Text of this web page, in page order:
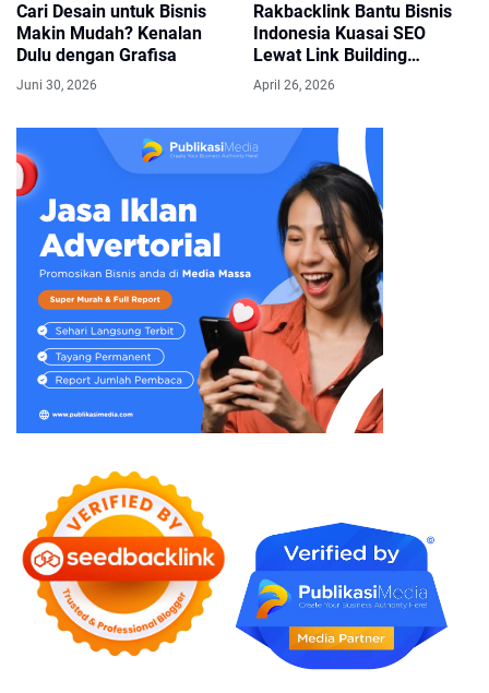
Cari Desain untuk Bisnis
Makin Mudah? Kenalan
Dulu dengan Grafisa
Juni 30, 2026
Rakbacklink Bantu Bisnis
Indonesia Kuasai SEO
Lewat Link Building
Berkualitas dan Harga
April 26, 2026